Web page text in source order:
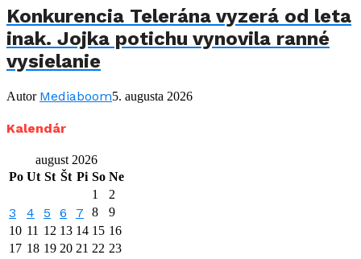
Konkurencia Telerána vyzerá od leta
inak. Jojka potichu vynovila ranné
vysielanie
Autor Mediaboom5. augusta 2026
Kalendár
august 2026
Po Ut St Št Pi So Ne
1
2
3 4 5 6 7 8
9
10 11 12 13 14 15 16
17 18 19 20 21 22 23